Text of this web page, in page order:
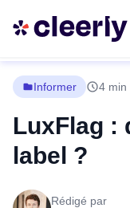
Informer 4 min
LuxFlag :
label ?
Rédigé par